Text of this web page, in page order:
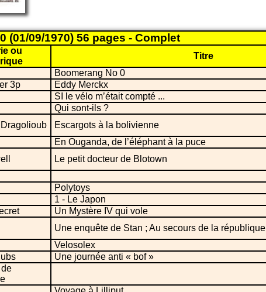
(01/09/1970) 56 pages - Complet
ou
Titre
Boomerang No 0
3p Eddy Merckx
SI le vélo m’était compté ...
Qui sont-ils ?
Escargots à la bolivienne
En Ouganda, de l’éléphant à la puce
Le petit docteur de Blotown
Polytoys
1 - Le Japon
Un Mystère IV qui vole
Une enquête de Stan ; Au secours de la république
Velosolex
Une journée anti « bof »
de